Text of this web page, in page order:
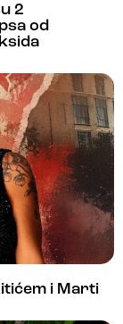
2
od
i Marti